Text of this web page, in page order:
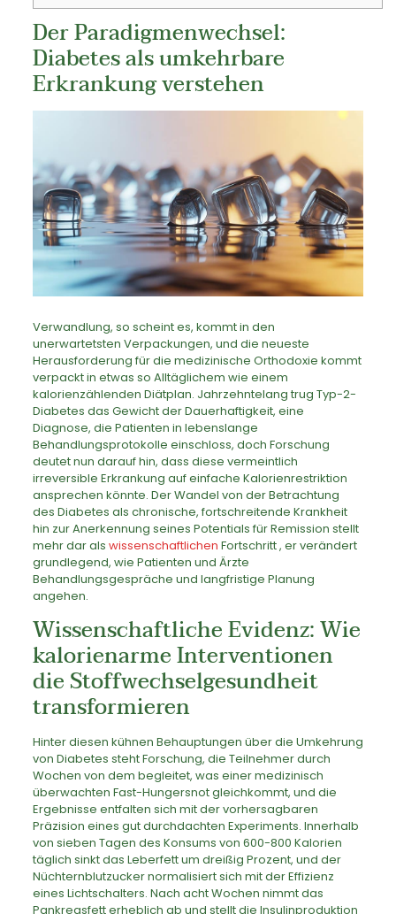
Der Paradigmenwechsel:
Diabetes als umkehrbare
Erkrankung verstehen
Verwandlung, so scheint es, kommt in den
unerwartetsten Verpackungen, und die neueste
Herausforderung für die medizinische Orthodoxie kommt
verpackt in etwas so Alltäglichem wie einem
kalorienzählenden Diätplan. Jahrzehntelang trug Typ-2-
Diabetes das Gewicht der Dauerhaftigkeit, eine
Diagnose, die Patienten in lebenslange
Behandlungsprotokolle einschloss, doch Forschung
deutet nun darauf hin, dass diese vermeintlich
irreversible Erkrankung auf einfache Kalorienrestriktion
ansprechen könnte. Der Wandel von der Betrachtung
des Diabetes als chronische, fortschreitende Krankheit
hin zur Anerkennung seines Potentials für Remission stellt
mehr dar als wissenschaftlichen Fortschritt , er verändert
grundlegend, wie Patienten und Ärzte
Behandlungsgespräche und langfristige Planung
angehen.
Wissenschaftliche Evidenz: Wie
kalorienarme Interventionen
die Stoffwechselgesundheit
transformieren
Hinter diesen kühnen Behauptungen über die Umkehrung
von Diabetes steht Forschung, die Teilnehmer durch
Wochen von dem begleitet, was einer medizinisch
überwachten Fast-Hungersnot gleichkommt, und die
Ergebnisse entfalten sich mit der vorhersagbaren
Präzision eines gut durchdachten Experiments. Innerhalb
von sieben Tagen des Konsums von 600-800 Kalorien
täglich sinkt das Leberfett um dreißig Prozent, und der
Nüchternblutzucker normalisiert sich mit der Effizienz
eines Lichtschalters. Nach acht Wochen nimmt das
Pankreasfett erheblich ab und stellt die Insulinproduktion